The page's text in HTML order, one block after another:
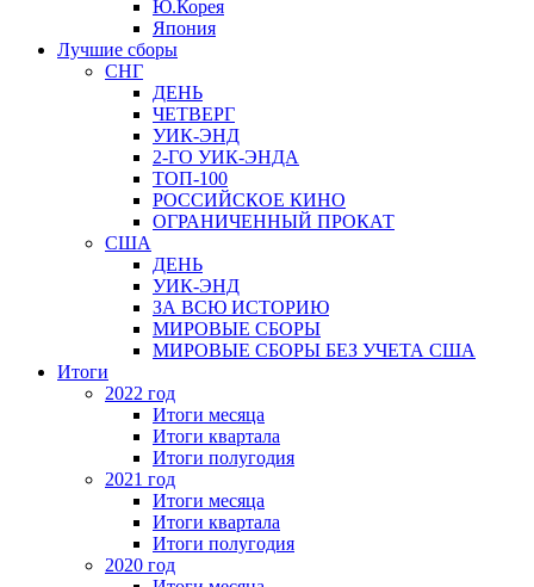
Ю.Корея
Япония
Лучшие сборы
СНГ
ДЕНЬ
ЧЕТВЕРГ
УИК-ЭНД
2-ГО УИК-ЭНДА
ТОП-100
РОССИЙСКОЕ КИНО
ОГРАНИЧЕННЫЙ ПРОКАТ
США
ДЕНЬ
УИК-ЭНД
ЗА ВСЮ ИСТОРИЮ
МИРОВЫЕ СБОРЫ
МИРОВЫЕ СБОРЫ БЕЗ УЧЕТА США
Итоги
2022 год
Итоги месяца
Итоги квартала
Итоги полугодия
2021 год
Итоги месяца
Итоги квартала
Итоги полугодия
2020 год